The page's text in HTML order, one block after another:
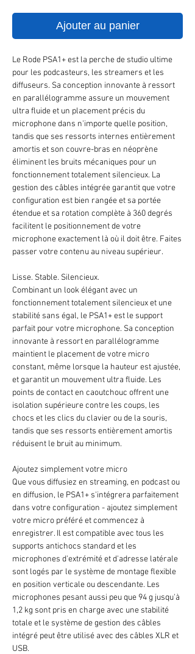
Ajouter au panier
Le Rode PSA1+ est la perche de studio ultime
pour les podcasteurs, les streamers et les
diffuseurs. Sa conception innovante à ressort
en parallélogramme assure un mouvement
ultra fluide et un placement précis du
microphone dans n'importe quelle position,
tandis que ses ressorts internes entièrement
amortis et son couvre-bras en néoprène
éliminent les bruits mécaniques pour un
fonctionnement totalement silencieux. La
gestion des câbles intégrée garantit que votre
configuration est bien rangée et sa portée
étendue et sa rotation complète à 360 degrés
facilitent le positionnement de votre
microphone exactement là où il doit être. Faites
passer votre contenu au niveau supérieur.
Lisse. Stable. Silencieux.
Combinant un look élégant avec un
fonctionnement totalement silencieux et une
stabilité sans égal, le PSA1+ est le support
parfait pour votre microphone. Sa conception
innovante à ressort en parallélogramme
maintient le placement de votre micro
constant, même lorsque la hauteur est ajustée,
et garantit un mouvement ultra fluide. Les
points de contact en caoutchouc offrent une
isolation supérieure contre les coups, les
chocs et les clics du clavier ou de la souris,
tandis que ses ressorts entièrement amortis
réduisent le bruit au minimum.
Ajoutez simplement votre micro
Que vous diffusiez en streaming, en podcast ou
en diffusion, le PSA1+ s'intégrera parfaitement
dans votre configuration - ajoutez simplement
votre micro préféré et commencez à
enregistrer. Il est compatible avec tous les
supports antichocs standard et les
microphones d'extrémité et d'adresse latérale
sont logés par le système de montage flexible
en position verticale ou descendante. Les
microphones pesant aussi peu que 94 g jusqu'à
1,2 kg sont pris en charge avec une stabilité
totale et le système de gestion des câbles
intégré peut être utilisé avec des câbles XLR et
USB.